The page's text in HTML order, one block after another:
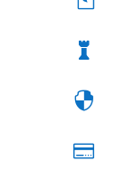


